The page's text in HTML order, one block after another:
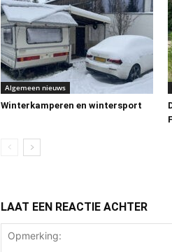
Algemeen nieuws
Winterkamperen en wintersport
LAAT EEN REACTIE ACHTER